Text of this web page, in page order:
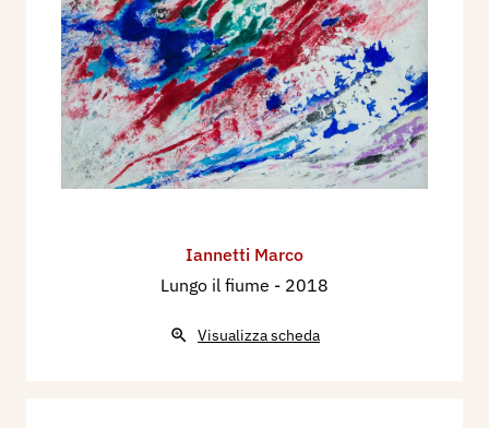
Iannetti Marco
Lungo il fiume - 2018
Visualizza scheda